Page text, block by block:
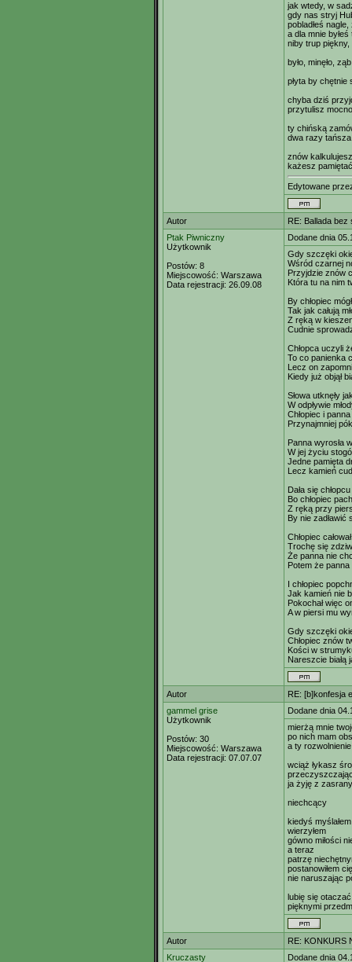
jak wtedy, w
gdy nas stryj
pobladłeś nagle,
a dla mnie
niby trup
było, minęło,
płyta by chętnie
chyba dziś
przytulisz
ty chińską
dwa razy
znów
każesz
Edytowane
Autor
RE: Ballada bez
Ptak Piwniczny
Użytkownik
Postów: 8
Miejscowość: Warszawa
Data rejestracji: 26.09.08
Dodane dnia
Gdy szczęki
Wśród czarnej
Przyjdzie znów
Która tu na nim
By chłopiec
Tak jak całują
Z ręką w
Cudnie
Chłopca uczyli
To co panienka
Lecz on
Kiedy już objął
Słowa utknęły
W odpływie
Chłopiec i
Przynajmniej
Panna wyrosła
W jej życiu
Jedne pamięta
Lecz kamień
Dała się
Bo chłopiec
Z ręką przy
By nie zadławić
Chłopiec
Trochę się
Że panna nie
Potem że
I chłopiec
Jak kamień nie
Pokochał więc
A w piersi mu
Gdy szczęki
Chłopiec znów
Kości w
Nareszcie białą
Autor
RE: [b]konfesja
gammel grise
Użytkownik
Postów: 30
Miejscowość: Warszawa
Data rejestracji: 07.07.07
Dodane dnia
mierżą mnie
po nich mam
a ty rozwolnienie
wciąż łykasz
ja żyję z
niechcący
kiedyś
wierzyłem
gówno miłości
a teraz
patrzę
postanowiłem
nie naruszając
lubię się otaczać
pięknymi
Autor
RE: KONKURS
Kruczasty
Dodane dnia